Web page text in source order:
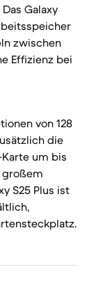
Galaxy
zwischen
Effizienz bei
von 128
die
um bis
großem
S25 Plus ist